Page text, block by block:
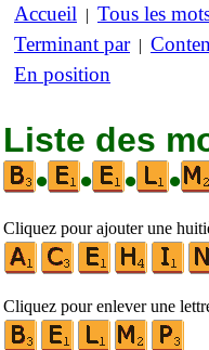
Accueil | Tous les
Terminant par|
En position
Liste des
•
• • •
Cliquez pour ajouter une
Cliquez pour enlever une